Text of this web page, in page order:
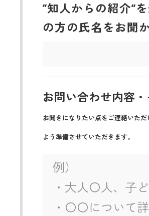
”知人からの紹介”
の方の氏名をお聞
お問い合わせ内容
お聞きになりたい点をご連絡いた
よう準備させていただきます。